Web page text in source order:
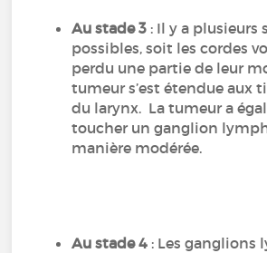
Au stade 3 : Il y a plusieurs
possibles, soit les cordes
perdu une partie de leur
tumeur s’est étendue aux
du larynx. La tumeur a
toucher un ganglion
manière modérée.
Au stade 4 : Les ganglions